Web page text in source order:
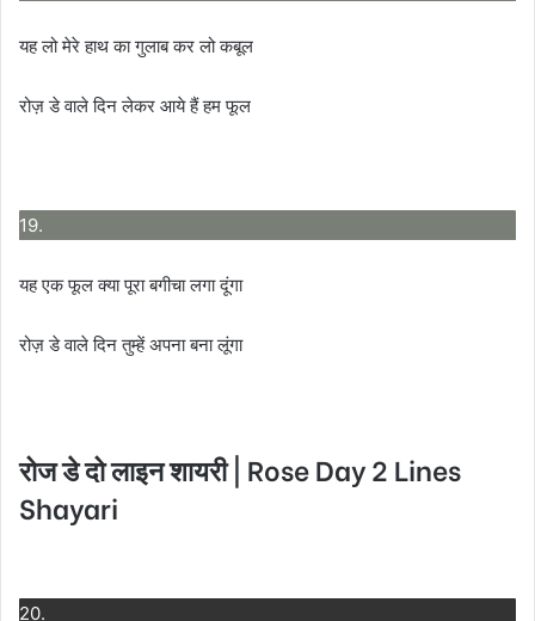
यह लो मेरे हाथ का गुलाब कर लो कबूल
रोज़ डे वाले दिन लेकर आये हैं हम फूल
19.
यह एक फूल क्या पूरा बगीचा लगा दूंगा
रोज़ डे वाले दिन तुम्हें अपना बना लूंगा
रोज डे दो लाइन शायरी | Rose Day 2 Lines
Shayari
20.